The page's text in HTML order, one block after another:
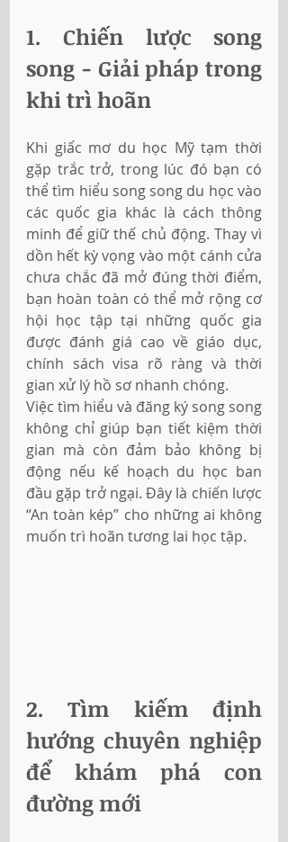
1. Chiến lược song
song - Giải pháp trong
khi trì hoãn
Khi giấc mơ du học Mỹ tạm thời
gặp trắc trở, trong lúc đó bạn có
thể tìm hiểu song song du học vào
các quốc gia khác là cách thông
minh để giữ thế chủ động. Thay vì
dồn hết kỳ vọng vào một cánh cửa
chưa chắc đã mở đúng thời điểm,
bạn hoàn toàn có thể mở rộng cơ
hội học tập tại những quốc gia
được đánh giá cao về giáo dục,
chính sách visa rõ ràng và thời
gian xử lý hồ sơ nhanh chóng.
Việc tìm hiểu và đăng ký song song
không chỉ giúp bạn tiết kiệm thời
gian mà còn đảm bảo không bị
động nếu kế hoạch du học ban
đầu gặp trở ngại. Đây là chiến lược
“An toàn kép” cho những ai không
muốn trì hoãn tương lai học tập.
2. Tìm kiếm định
hướng chuyên nghiệp
để khám phá con
đường mới